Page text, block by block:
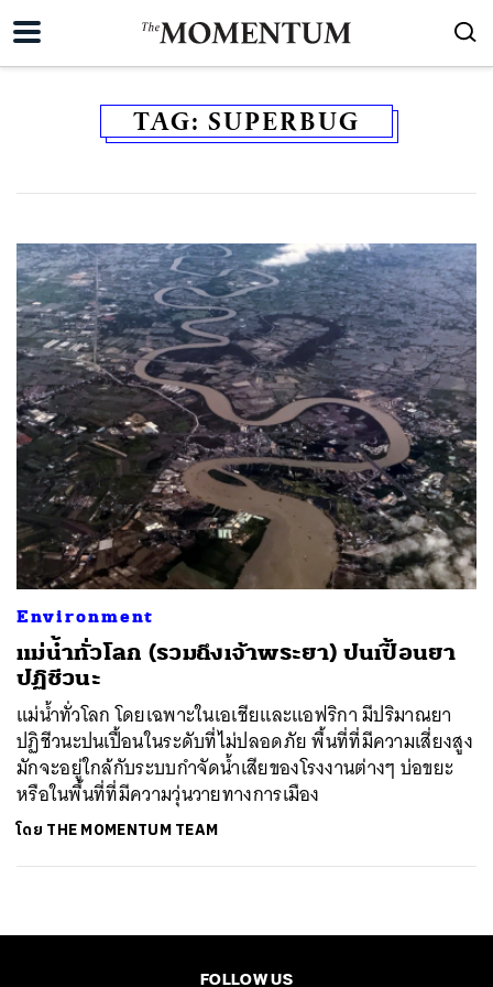
TAG: SUPERBUG
Environment
แม่น้ำทั่วโลก (รวมถึงเจ้าพระยา) ปนเปื้อนยา
ปฏิชีวนะ
แม่น้ำทั่วโลก โดยเฉพาะในเอเชียและแอฟริกา มีปริมาณยา
ปฏิชีวนะปนเปื้อนในระดับที่ไม่ปลอดภัย พื้นที่ที่มีความเสี่ยงสูง
มักจะอยู่ใกล้กับระบบกำจัดน้ำเสียของโรงงานต่างๆ บ่อขยะ
หรือในพื้นที่ที่มีความวุ่นวายทางการเมือง
โดย THE MOMENTUM TEAM
FOLLOW US
ค้นหา
SHARE TWEET EMAIL